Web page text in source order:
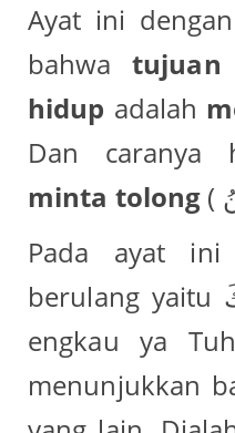
Ayat ini
bahwatujuan
hidup adalah
Dan caranya
minta tolong
Pada ayat
berulang yaitu اِيَّاكَ (hanya kepada
engkau ya
menunjukkan